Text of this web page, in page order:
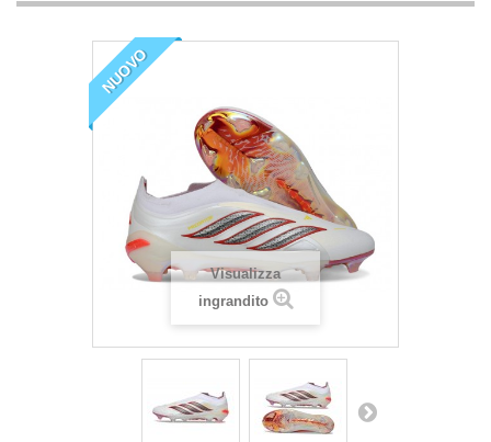
NUOVO
Visualizza
ingrandito